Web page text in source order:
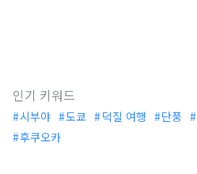
인기 키워드
시부야 도쿄 덕질 여행 단풍
후쿠오카